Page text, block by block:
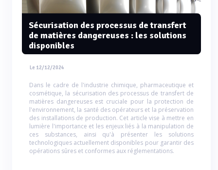
Sécurisation des processus de transfert
de matières dangereuses : les solutions
disponibles
Le 12/12/2024
Dans le cadre de l'industrie chimique, pharmaceutique et
cosmétique, la sécurisation des processus de transfert de
matières dangereuses est cruciale pour la protection de
l'environnement, la santé des opérateurs et la préservation
des installations de production. Cet article vise à mettre en
lumière l'importance et les enjeux liés à la manipulation de
ces substances, ainsi qu'à présenter les solutions
technologiques actuellement disponibles pour garantir des
opérations sûres et conformes aux réglementations.